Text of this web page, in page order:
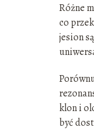
Różne
co
jesion
klon i
być